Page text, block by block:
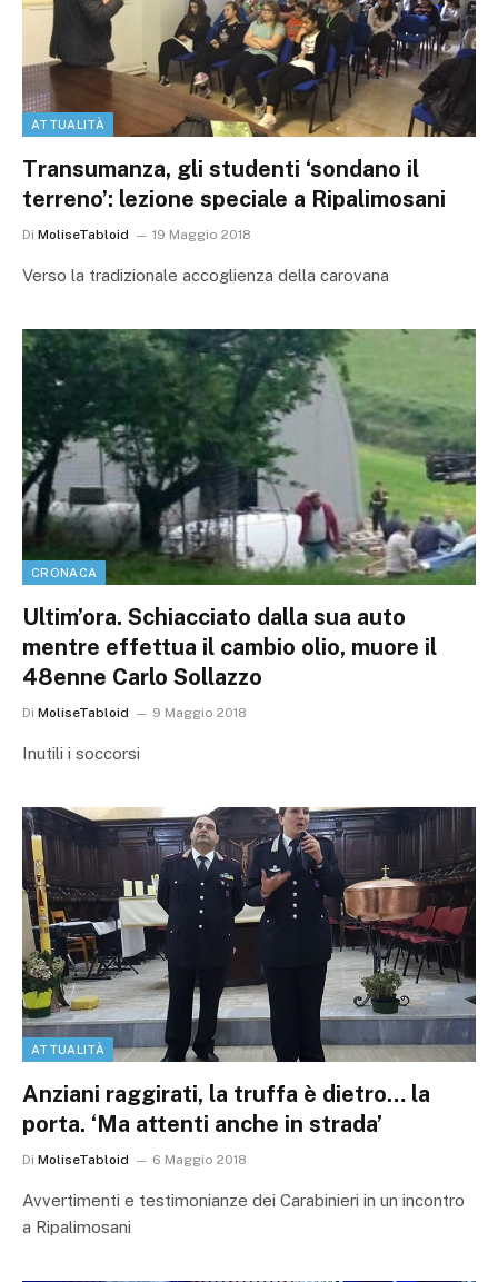
ATTUALITÀ
Transumanza, gli studenti ‘sondano il
terreno’: lezione speciale a Ripalimosani
Di MoliseTabloid 19 Maggio 2018
Verso la tradizionale accoglienza della carovana
CRONACA
Ultim’ora. Schiacciato dalla sua auto
mentre effettua il cambio olio, muore il
48enne Carlo Sollazzo
Di MoliseTabloid 9 Maggio 2018
Inutili i soccorsi
ATTUALITÀ
Anziani raggirati, la truffa è dietro… la
porta. ‘Ma attenti anche in strada’
Di MoliseTabloid 6 Maggio 2018
Avvertimenti e testimonianze dei Carabinieri in un incontro
a Ripalimosani